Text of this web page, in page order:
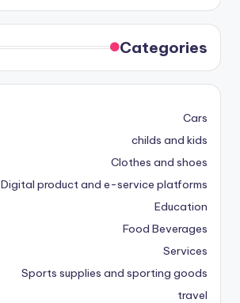
Categories
Cars
childs and kids
Clothes and shoes
Digital product and e-service platforms
Education
Food Beverages
Services
Sports supplies and sporting goods
travel